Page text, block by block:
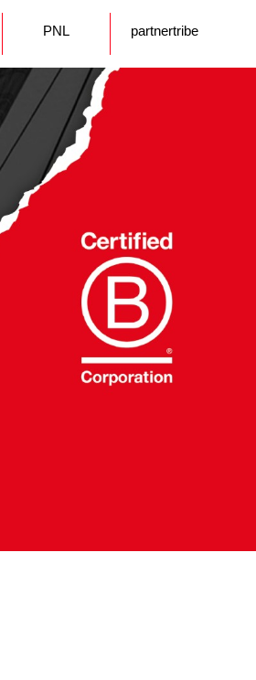
PNL partnertribe